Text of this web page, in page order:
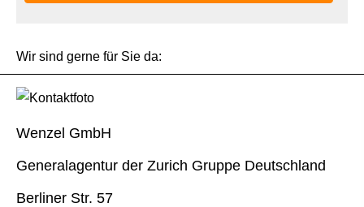
Wir sind gerne für Sie da:
Wenzel GmbH
Generalagentur der Zurich Gruppe Deutschland
Berliner Str. 57